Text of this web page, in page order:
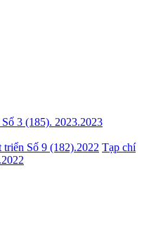
3 (185). 2023.2023
Số 9 (182).2022 Tạp chí